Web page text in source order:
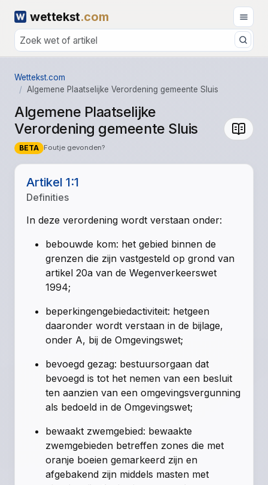
wettekst.com
Wettekst.com
Algemene Plaatselijke Verordening gemeente Sluis
Algemene Plaatselijke
Verordening gemeente Sluis
BETA Foutje gevonden?
Artikel 1:1
Definities
In deze verordening wordt verstaan onder:
bebouwde kom: het gebied binnen de
grenzen die zijn vastgesteld op grond van
artikel 20a van de Wegenverkeerswet
1994;
beperkingengebiedactiviteit: hetgeen
daaronder wordt verstaan in de bijlage,
onder A, bij de Omgevingswet;
bevoegd gezag: bestuursorgaan dat
bevoegd is tot het nemen van een besluit
ten aanzien van een omgevingsvergunning
als bedoeld in de Omgevingswet;
bewaakt zwemgebied: bewaakte
zwemgebieden betreffen zones die met
oranje boeien gemarkeerd zijn en
afgebakend zijn middels masten met